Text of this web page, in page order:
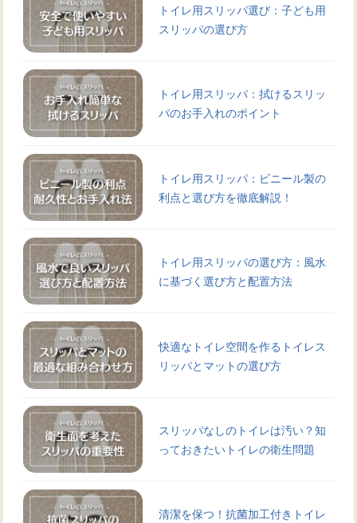
トイレ用スリッパ選び：子ども用
スリッパの選び方
トイレ用スリッパ：拭けるスリッ
パのお手入れのポイント
トイレ用スリッパ：ビニール製の
利点と選び方を徹底解説！
トイレ用スリッパの選び方：風水
に基づく選び方と配置方法
快適なトイレ空間を作るトイレス
リッパとマットの選び方
スリッパなしのトイレは汚い？知
っておきたいトイレの衛生問題
清潔を保つ！抗菌加工付きトイレ